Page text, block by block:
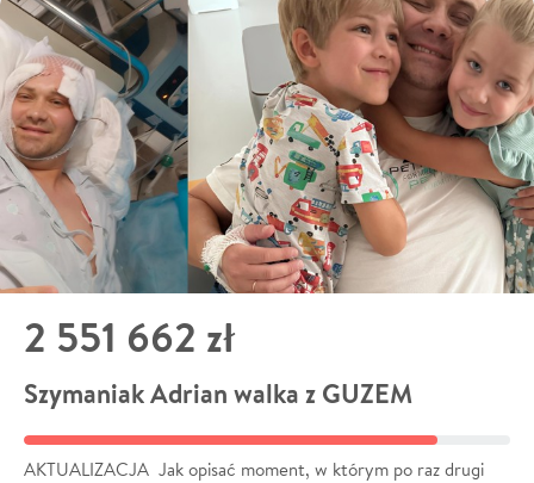
2 551 662 zł
Szymaniak Adrian walka z GUZEM
AKTUALIZACJA Jak opisać moment, w którym po raz drugi